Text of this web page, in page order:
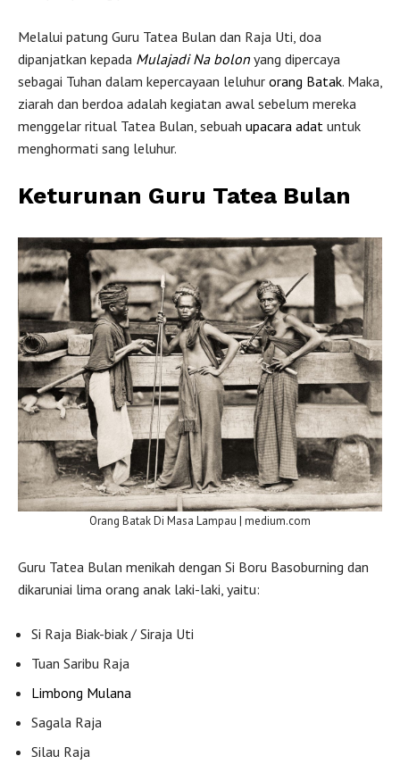
Melalui patung Guru Tatea Bulan dan Raja Uti, doa
dipanjatkan kepada Mulajadi Na bolon yang dipercaya
sebagai Tuhan dalam kepercayaan leluhur orang Batak. Maka,
ziarah dan berdoa adalah kegiatan awal sebelum mereka
menggelar ritual Tatea Bulan, sebuah upacara adat untuk
menghormati sang leluhur.
Keturunan Guru Tatea Bulan
Orang Batak Di Masa Lampau | medium.com
Guru Tatea Bulan menikah dengan Si Boru Basoburning dan
dikaruniai lima orang anak laki-laki, yaitu:
Si Raja Biak-biak / Siraja Uti
Tuan Saribu Raja
Limbong Mulana
Sagala Raja
Silau Raja